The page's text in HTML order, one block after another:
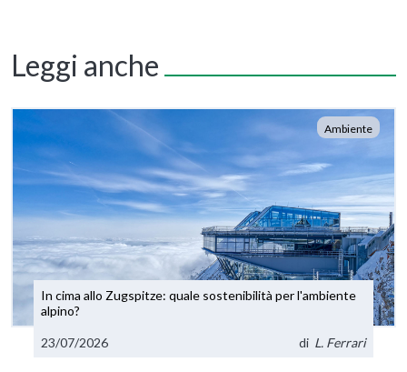
Leggi anche
Ambiente
In cima allo Zugspitze: quale sostenibilità per l'ambiente
alpino?
23/07/2026 di L. Ferrari